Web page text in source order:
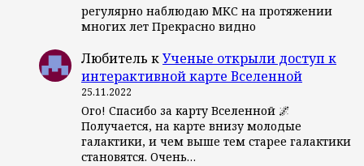
регулярно наблюдаю МКС на протяжении
многих лет Прекрасно видно
Любитель кУченые открыли доступ к
интерактивной карте Вселенной
25.11.2022
Ого! Спасибо за карту Вселенной 🌌
Получается, на карте внизу молодые
галактики, и чем выше тем старее галактики
становятся. Очень…